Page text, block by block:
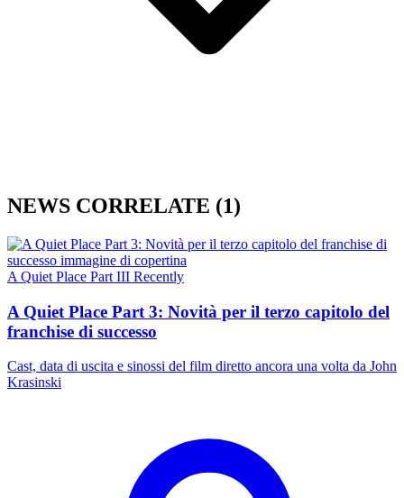
NEWS CORRELATE (1)
A Quiet Place Part III Recently
A Quiet Place Part 3: Novità per il terzo capitolo del
franchise di successo
Cast, data di uscita e sinossi del film diretto ancora una volta da John
Krasinski